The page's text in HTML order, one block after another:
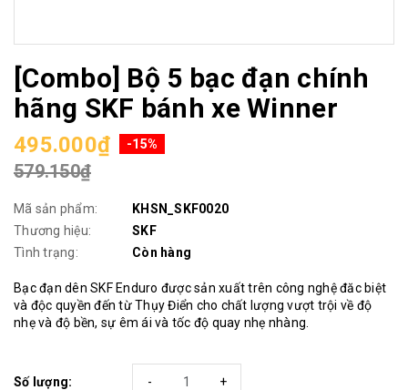
[Combo] Bộ 5 bạc đạn chính
hãng SKF bánh xe Winner
495.000₫ -15%
579.150₫
Mã sản phẩm:
KHSN_SKF0020
Thương hiệu:
SKF
Tình trạng:
Còn hàng
Bạc đạn dên SKF Enduro được sản xuất trên công nghệ đăc biệt
và độc quyền đến từ Thụy Điển cho chất lượng vượt trội về độ
nhẹ và độ bền, sự êm ái và tốc độ quay nhẹ nhàng.
Số lượng: +
-